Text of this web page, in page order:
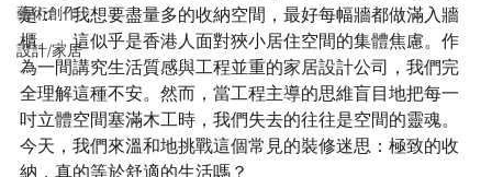
藝術創作
設計/家居
是：「我想要盡量多的收納空間，最好每幅牆都做滿入牆
櫃。」這似乎是香港人面對狹小居住空間的集體焦慮。作
為一間講究生活質感與工程並重的家居設計公司，我們完
全理解這種不安。然而，當工程主導的思維盲目地把每一
吋立體空間塞滿木工時，我們失去的往往是空間的靈魂。
今天，我們來溫和地挑戰這個常見的裝修迷思：極致的收
納，真的等於舒適的生活嗎？